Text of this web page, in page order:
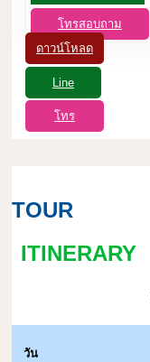
โทรสอบถาม
ดาวน์โหลด
Line
โทร
TOUR
ITINERARY
วัน